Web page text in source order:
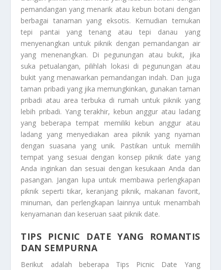
pemandangan yang menarik atau kebun botani dengan
berbagai tanaman yang eksotis. Kemudian temukan
tepi pantai yang tenang atau tepi danau yang
menyenangkan untuk piknik dengan pemandangan air
yang menenangkan. Di pegunungan atau bukit, jika
suka petualangan, pilihlah lokasi di pegunungan atau
bukit yang menawarkan pemandangan indah. Dan juga
taman pribadi yang jika memungkinkan, gunakan taman
pribadi atau area terbuka di rumah untuk piknik yang
lebih pribadi. Yang terakhir, kebun anggur atau ladang
yang beberapa tempat memiliki kebun anggur atau
ladang yang menyediakan area piknik yang nyaman
dengan suasana yang unik. Pastikan untuk memilih
tempat yang sesuai dengan konsep piknik date yang
Anda inginkan dan sesuai dengan kesukaan Anda dan
pasangan. Jangan lupa untuk membawa perlengkapan
piknik seperti tikar, keranjang piknik, makanan favorit,
minuman, dan perlengkapan lainnya untuk menambah
kenyamanan dan keseruan saat piknik date.
TIPS PICNIC DATE YANG ROMANTIS
DAN SEMPURNA
Berikut adalah beberapa Tips Picnic Date Yang